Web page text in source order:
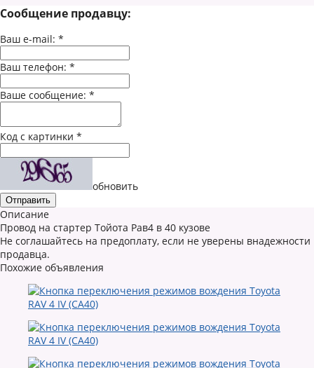
Сообщение продавцу:
Ваш e-mail: *
Ваш телефон: *
Ваше сообщение: *
Код с картинки *
обновить
Описание
Провод на стартер Тойота Рав4 в 40 кузове
Не соглашайтесь на предоплату, если не уверены внадежности
продавца.
Похожие объявления